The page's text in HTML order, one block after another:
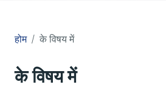
होम के विषय में
के विषय में